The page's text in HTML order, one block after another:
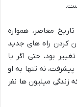
معاصر، همواره
کردن راه های جدید
بود، حتی اگر با
نه تنها به او
میلیون ها نفر